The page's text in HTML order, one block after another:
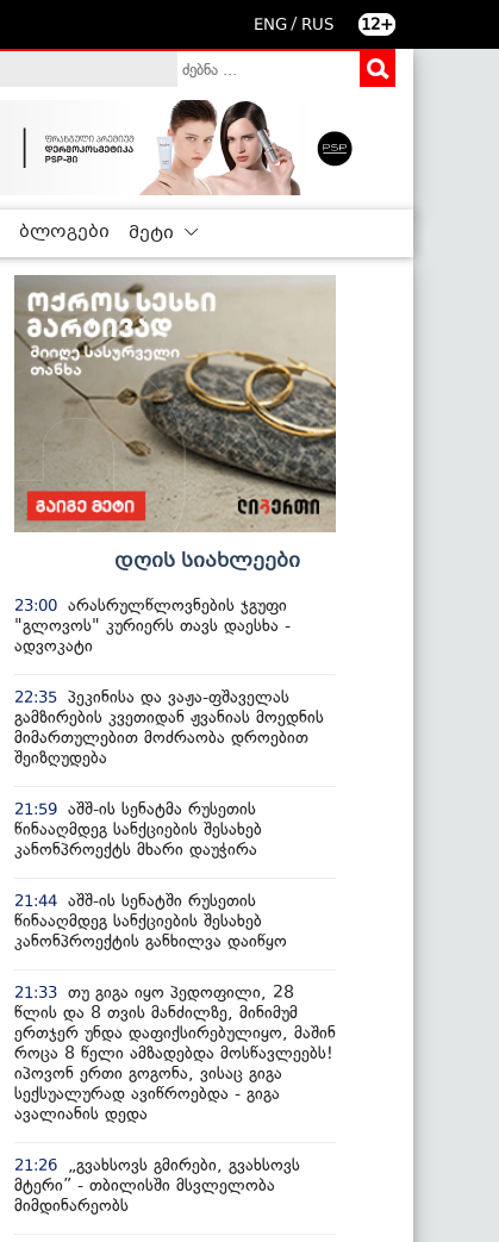
ENG / RUS 12+
ბლოგები მეტი
დღის სიახლეები
23:00 არასრულწლოვნების ჯგუფი
"გლოვოს" კურიერს თავს დაესხა -
ადვოკატი
22:35 პეკინისა და ვაჟა-ფშაველას
გამზირების კვეთიდან ჟვანიას მოედნის
მიმართულებით მოძრაობა დროებით
შეიზღუდება
21:59 აშშ-ის სენატმა რუსეთის
წინააღმდეგ სანქციების შესახებ
კანონპროექტს მხარი დაუჭირა
21:44 აშშ-ის სენატში რუსეთის
წინააღმდეგ სანქციების შესახებ
კანონპროექტის განხილვა დაიწყო
21:33 თუ გიგა იყო პედოფილი, 28
წლის და 8 თვის მანძილზე, მინიმუმ
ერთჯერ უნდა დაფიქსირებულიყო, მაშინ
როცა 8 წელი ამზადებდა მოსწავლეებს!
იპოვონ ერთი გოგონა, ვისაც გიგა
სექსუალურად ავიწროებდა - გიგა
ავალიანის დედა
21:26
„გვახსოვს გმირები, გვახსოვს
მტერი” - თბილისში მსვლელობა
მიმდინარეობს